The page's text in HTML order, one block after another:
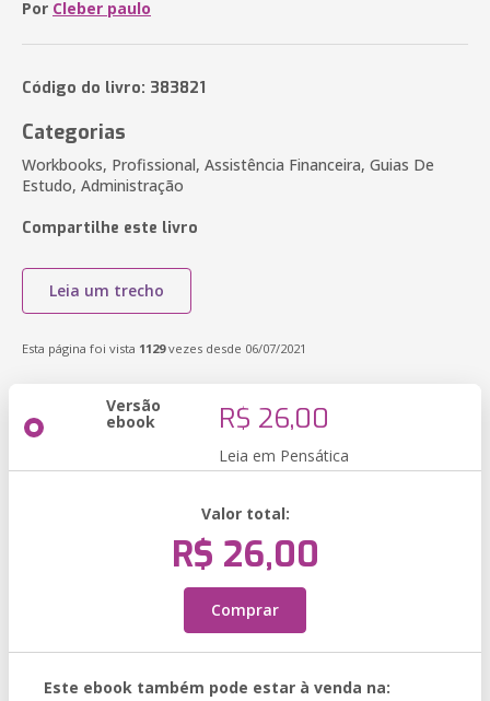
Por Cleber paulo
Código do livro: 383821
Categorias
Workbooks, Profissional, Assistência Financeira, Guias De
Estudo, Administração
Compartilhe este livro
Leia um trecho
Esta página foi vista 1129vezes desde 06/07/2021
Versão
ebook R$ 26,00
Leia em Pensática
Valor total:
R$ 26,00
Comprar
Este ebook também pode estar à venda na: